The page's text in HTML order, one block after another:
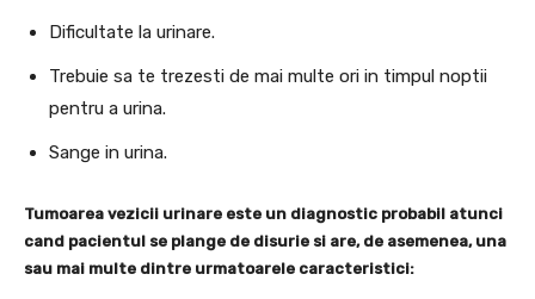
Dificultate la urinare.
Trebuie sa te trezesti de mai multe ori in timpul noptii
pentru a urina.
Sange in urina.
Tumoarea vezicii urinare este un diagnostic probabil atunci
cand pacientul se plange de disurie si are, de asemenea, una
sau mai multe dintre urmatoarele caracteristici: